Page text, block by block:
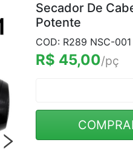
Secador De
Potente
COD: R289 NSC-
R$ 45,00/pç